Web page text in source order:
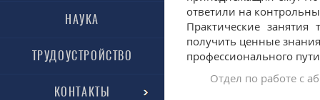
НАУКА
ТРУДОУСТРОЙСТВО
КОНТАКТЫ
ответили на
Практические
получить ценные
профессионального
Отдел по работе с